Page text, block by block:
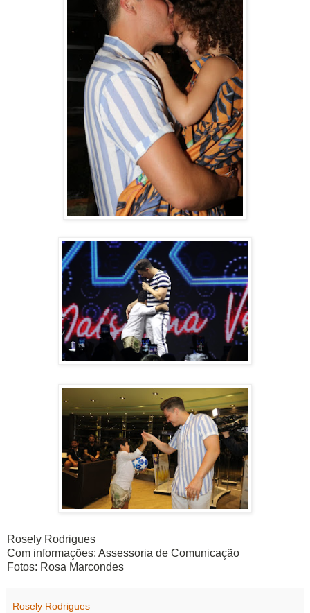
Rosely Rodrigues
Com informações: Assessoria de Comunicação
Fotos: Rosa Marcondes
Rosely Rodrigues